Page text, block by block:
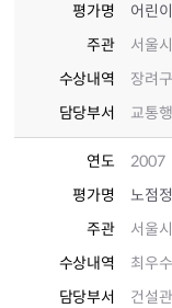
평가명
어린
주관
서울
수상내역
장려구
담당부서
교통
연도
2007
평가명
노점
주관
서울
수상내역
최우
담당부서
건설